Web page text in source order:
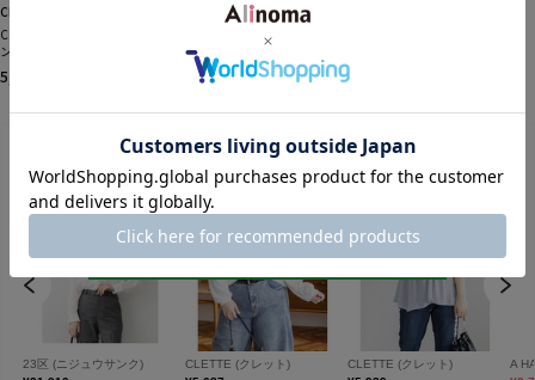
CLETTE
CLETTEオリジナルタックデザイ
ンワイドパンツ
5,929円